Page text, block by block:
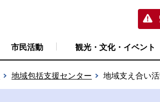
市民活動 観光・文化・イベント
地域包括支援センター 地域支え合い